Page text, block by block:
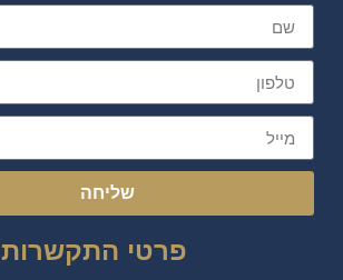
שליחה
פרטי התקשרות